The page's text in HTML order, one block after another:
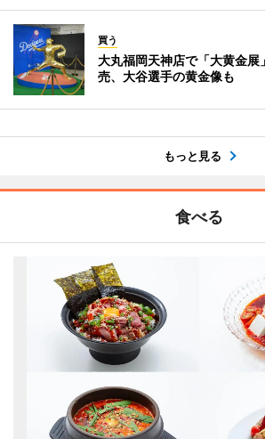
買う
大丸福岡天神店で「大黄金
売、大谷選手の黄金像も
もっと見る
食べる